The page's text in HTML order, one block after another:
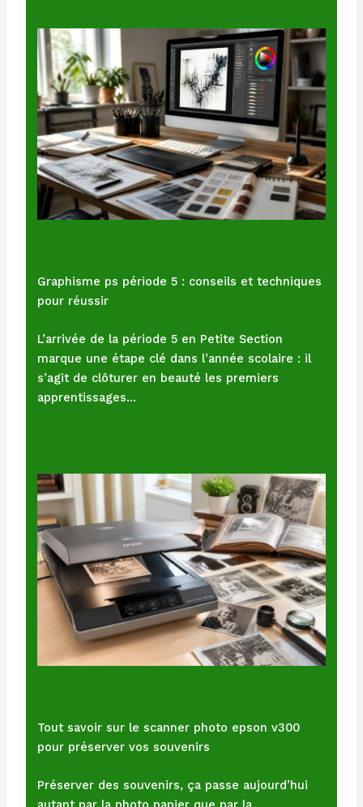
Graphisme ps période 5 : conseils et techniques
pour réussir
L’arrivée de la période 5 en Petite Section
marque une étape clé dans l’année scolaire : il
s’agit de clôturer en beauté les premiers
apprentissages…
Tout savoir sur le scanner photo epson v300
pour préserver vos souvenirs
Préserver des souvenirs, ça passe aujourd’hui